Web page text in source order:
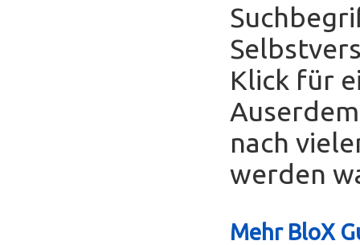
Klick für
nach
werden
Mehr BloX